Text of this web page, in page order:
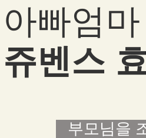
아빠엄
쥬벤스
부모님을